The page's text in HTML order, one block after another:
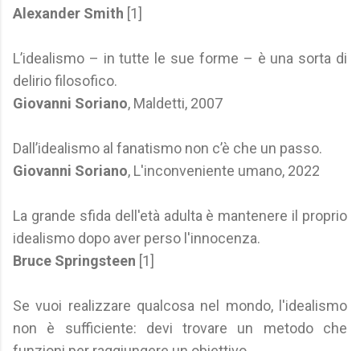
Alexander Smith [1]
L’idealismo – in tutte le sue forme – è una sorta di
delirio filosofico.
Giovanni Soriano, Maldetti, 2007
Dall’idealismo al fanatismo non c’è che un passo.
Giovanni Soriano, L'inconveniente umano, 2022
La grande sfida dell'età adulta è mantenere il proprio
idealismo dopo aver perso l'innocenza.
Bruce Springsteen [1]
Se vuoi realizzare qualcosa nel mondo, l'idealismo
non è sufficiente: devi trovare un metodo che